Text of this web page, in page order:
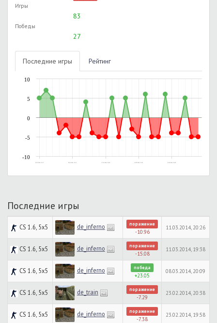
Игры
83
Победы
27
Последние игры Рейтинг
19.01.2014, 21:11 26.01.2014, 22:31 27.01.2014, 20:18 02.02.2014, 21:03 23.02.2014, 20:38
-10
-5
0
5
10
Последние игры
CS 1.6, 5x5 de_inferno поражение
-10.96
11.03.2014, 20:26
CS 1.6, 5x5 de_inferno поражение
-15.08
11.03.2014, 19:38
CS 1.6, 5x5 de_inferno победа
+23.05
08.03.2014, 20:09
CS 1.6, 5x5 de_train поражение
-7.29
23.02.2014, 20:38
CS 1.6, 5x5 de_inferno поражение
-7.38
23.02.2014, 19:58